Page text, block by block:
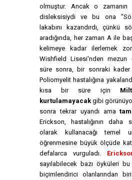
olmuştur. Ancak o zamanın
disleksisiydi ve bu ona
lakabını kazandırdı, çünkü
aradığında, her zaman A ile
kelimeye kadar ilerlemek
Wishfield Lisesi'nden mezun
süre sonra, bir sonraki kader
Poliomyelit hastalığına
kısa bir süre için
kurtulamayacak gibi
sonra tekrar uyandı ama
Erickson, hastalığının
olarak kullanacağı temel
öğrenmesine büyük ölçüde
defalarca vurguladı.
sayılabilecek bazı öyküleri
biçimlendirici olanlarından